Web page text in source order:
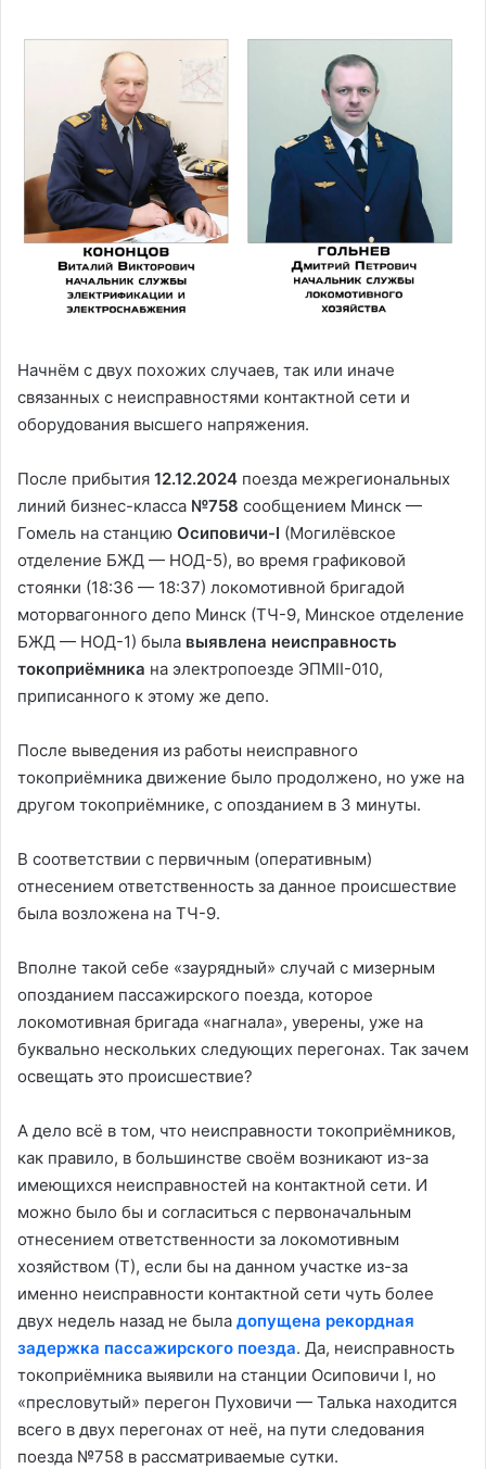
Начнём с двух похожих случаев, так или иначе
связанных с неисправностями контактной сети и
оборудования высшего напряжения.
После прибытия 12.12.2024 поезда межрегиональных
линий бизнес-класса №758 сообщением Минск —
Гомель на станцию Осиповичи-І (Могилёвское
отделение БЖД — НОД-5), во время графиковой
стоянки (18:36 — 18:37) локомотивной бригадой
моторвагонного депо Минск (ТЧ-9, Минское отделение
БЖД — НОД-1) была выявлена неисправность
токоприёмника на электропоезде ЭПМІI-010,
приписанного к этому же депо.
После выведения из работы неисправного
токоприёмника движение было продолжено, но уже на
другом токоприёмнике, с опозданием в 3 минуты.
В соответствии с первичным (оперативным)
отнесением ответственность за данное происшествие
была возложена на ТЧ-9.
Вполне такой себе «заурядный» случай с мизерным
опозданием пассажирского поезда, которое
локомотивная бригада «нагнала», уверены, уже на
буквально нескольких следующих перегонах. Так зачем
освещать это происшествие?
А дело всё в том, что неисправности токоприёмников,
как правило, в большинстве своём возникают из-за
имеющихся неисправностей на контактной сети. И
можно было бы и согласиться с первоначальным
отнесением ответственности за локомотивным
хозяйством (Т), если бы на данном участке из-за
именно неисправности контактной сети чуть более
двух недель назад не была допущена рекордная
задержка пассажирского поезда. Да, неисправность
токоприёмника выявили на станции Осиповичи І, но
«пресловутый» перегон Пуховичи — Талька находится
всего в двух перегонах от неё, на пути следования
поезда №758 в рассматриваемые сутки.